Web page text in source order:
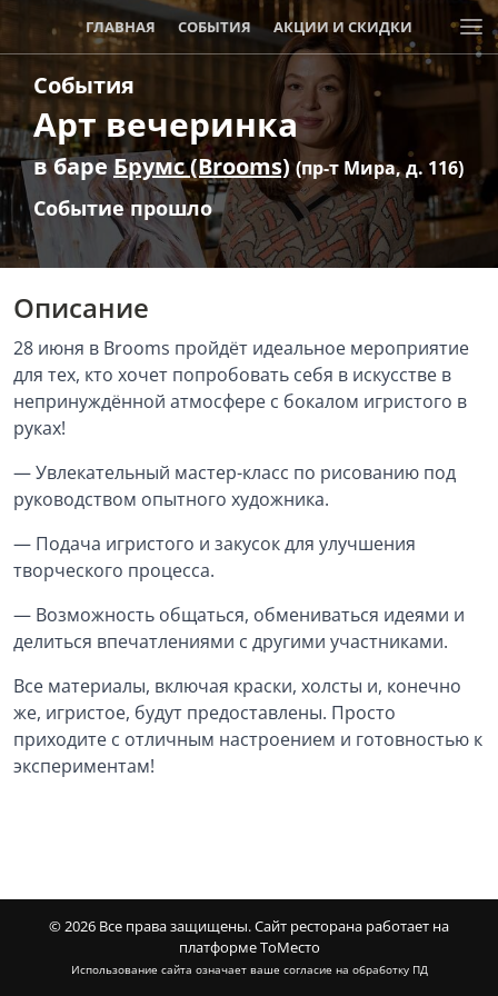
ГЛАВНАЯ СОБЫТИЯ АКЦИИ И СКИДКИ
События
Арт вечеринка
в баре Брумс (Brooms) (пр-т Мира, д. 116)
Событие прошло
Описание
28 июня в Brooms пройдёт идеальное мероприятие
для тех, кто хочет попробовать себя в искусстве в
непринуждённой атмосфере с бокалом игристого в
руках!
— Увлекательный мастер-класс по рисованию под
руководством опытного художника.
— Подача игристого и закусок для улучшения
творческого процесса.
— Возможность общаться, обмениваться идеями и
делиться впечатлениями с другими участниками.
Все материалы, включая краски, холсты и, конечно
же, игристое, будут предоставлены. Просто
приходите с отличным настроением и готовностью к
экспериментам!
© 2026 Все права защищены.Сайт ресторана работает на
платформе ТоМесто
Использование сайта означает ваше согласие на обработку ПД